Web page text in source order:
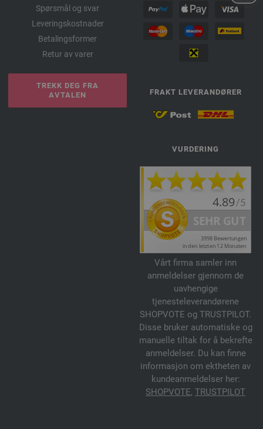
Spørsmål og svar
Leveringskostnader
Betalingsformer
Retur av varer
TREKK DEG FRA
AVTALEN
FRAKT LEVERANDØRER
VURDERING
Vårt firma samler inn
anmeldelser gjennom de
uavhengige
tjenesteleverandørene
SHOPVOTE og TRUSTPILOT.
Disse bruker automatiske og
manuelle tiltak for å bekrefte
anmeldelser. Du kan finne
informasjon om ektheten av
kundeanmeldelser her:
SHOPVOTE, TRUSTPILOT